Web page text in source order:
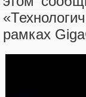
рамках